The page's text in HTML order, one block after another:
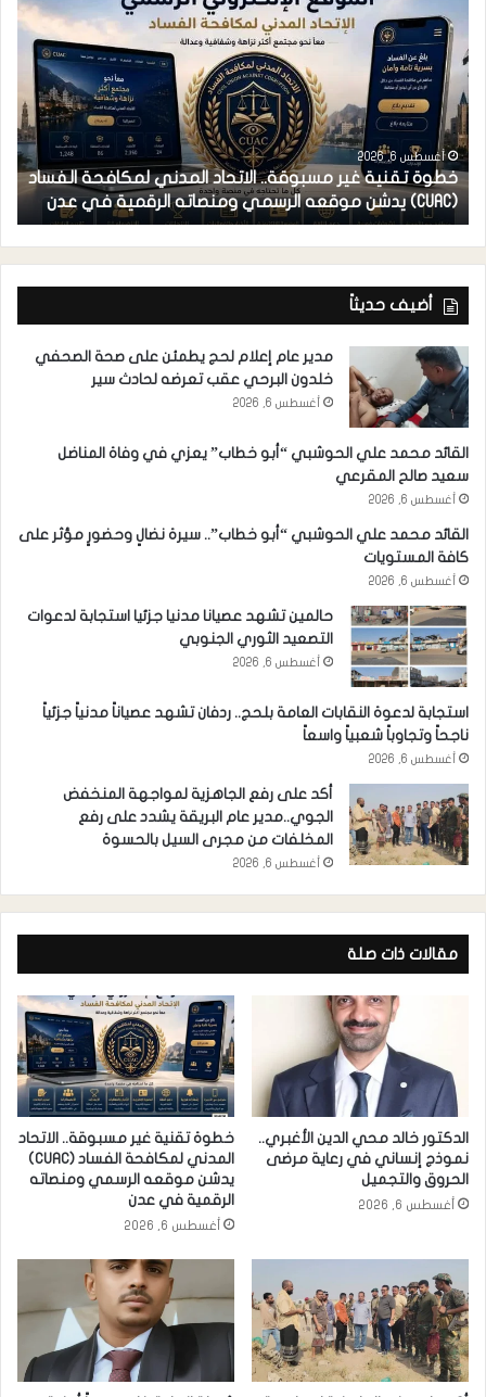
أغسطس 6, 2026
خطوة تقنية غير مسبوقة.. الاتحاد المدني لمكافحة الفساد
(CUAC) يدشن موقعه الرسمي ومنصاته الرقمية في عدن
أضيف حديثاً
مدير عام إعلام لحج يطمئن على صحة الصحفي
خلدون البرحي عقب تعرضه لحادث سير
أغسطس 6, 2026
القائد محمد علي الحوشبي “أبو خطاب” يعزي في وفاة المناضل
سعيد صالح المقرعي
أغسطس 6, 2026
القائد محمد علي الحوشبي “أبو خطاب”.. سيرة نضالٍ وحضورٍ مؤثر على
كافة المستويات
أغسطس 6, 2026
حالمين تشهد عصيانا مدنيا جزئيا استجابة لدعوات
التصعيد الثوري الجنوبي
أغسطس 6, 2026
استجابة لدعوة النقابات العامة بلحج.. ردفان تشهد عصياناً مدنياً جزئياً
ناجحاً وتجاوباً شعبياً واسعاً
أغسطس 6, 2026
أكد على رفع الجاهزية لمواجهة المنخفض
الجوي..مدير عام البريقة يشدد على رفع
المخلفات من مجرى السيل بالحسوة
أغسطس 6, 2026
مقالات ذات صلة
الدكتور خالد محي الدين الأغبري..
نموذج إنساني في رعاية مرضى
الحروق والتجميل
أغسطس 6, 2026
خطوة تقنية غير مسبوقة.. الاتحاد
المدني لمكافحة الفساد (CUAC)
يدشن موقعه الرسمي ومنصاته
الرقمية في عدن
أغسطس 6, 2026